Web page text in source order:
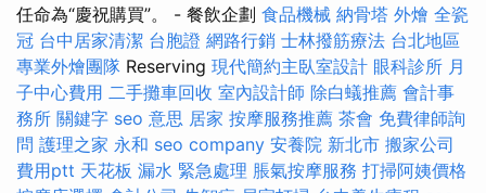
任命為“慶祝購買”。 - 餐飲企劃 食品機械 納骨塔 外燴 全瓷
冠 台中居家清潔 台胞證 網路行銷 士林撥筋療法 台北地區
專業外燴團隊 Reserving 現代簡約主臥室設計 眼科診所 月
子中心費用 二手攤車回收 室內設計師 除白蟻推薦 會計事
務所 關鍵字 seo 意思 居家 按摩服務推薦 茶會 免費律師詢
問 護理之家 永和 seo company 安養院 新北市 搬家公司
費用ptt 天花板 漏水 緊急處理 脹氣按摩服務 打掃阿姨價格